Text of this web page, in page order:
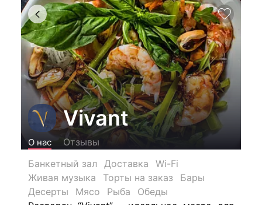
Vivant
О нас
Отзывы
Банкетный зал
Доставка
Wi-Fi
Живая музыка
Торты на заказ
Бары
Десерты
Мясо Рыба
Обеды